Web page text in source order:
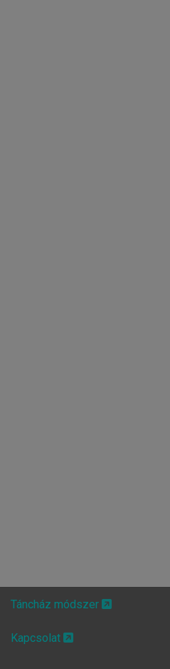
Táncház módszer
Kapcsolat